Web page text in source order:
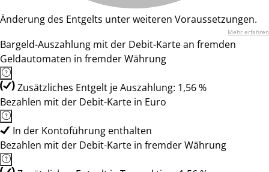
Änderung des Entgelts unter weiteren Voraussetzungen.
Mehr erfahren
Bargeld-Auszahlung mit der Debit-Karte an fremden
Geldautomaten in fremder Währung
Zusätzliches Entgelt je Auszahlung: 1,56 %
Bezahlen mit der Debit-Karte in Euro
In der Kontoführung enthalten
Bezahlen mit der Debit-Karte in fremder Währung